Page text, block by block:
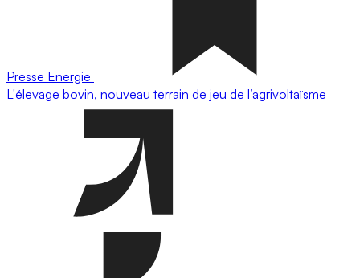
Presse Energie
L'élevage bovin, nouveau terrain de jeu de l’agrivoltaïsme